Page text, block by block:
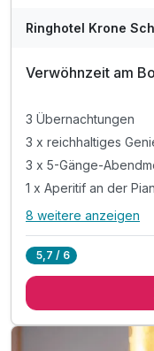
WAR
202
Ringhotel Krone
Verwöhnzeit am
3 Übernachtungen
3 x reichhaltiges
3 x 5-Gänge-
1 x Aperitif an der
Alle
3 x reichhaltiges
1 x Aperitif an der
8 weitere anzeigen
5,7 / 6